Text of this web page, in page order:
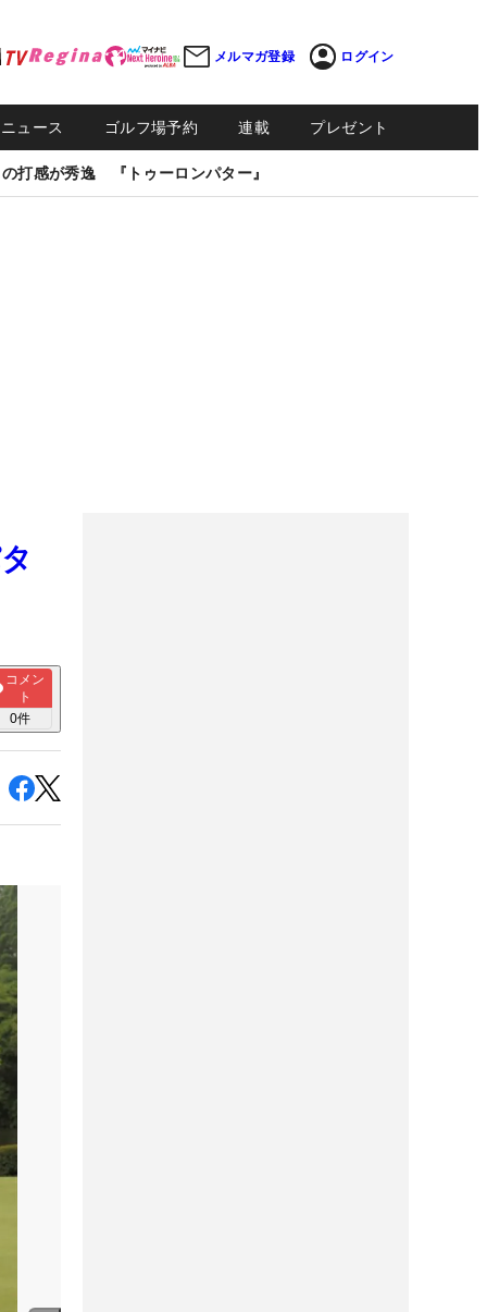
メルマガ登録 ログイン
ュース ゴルフ場予約 連載 プレゼント
打感が秀逸 『トゥーロンパター』
コメン
ト
0件